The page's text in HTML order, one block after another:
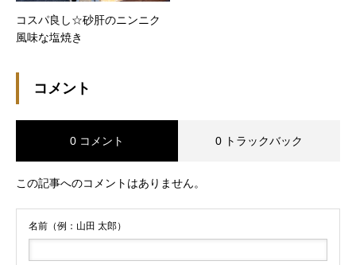
コスパ良し☆砂肝のニンニク
風味な塩焼き
コメント
0 コメント 0 トラックバック
この記事へのコメントはありません。
名前（例：山田 太郎）